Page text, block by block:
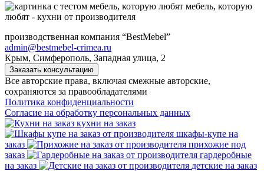
мебель, которую
любят - кухни от производителя
производственная компания “BestMebel”
admin@bestmebel-crimea.ru
Крым, Симферополь, Западная улица, 2
Заказать консультацию
Все авторские права, включая смежные авторские,
сохраняются за правообладателями
Политика конфиденциальности
Согласие на обработку персональных данных
кухни на заказ
шкафы-купе на
заказ
прихожие под
заказ
гардеробные
на заказ
детские на заказ